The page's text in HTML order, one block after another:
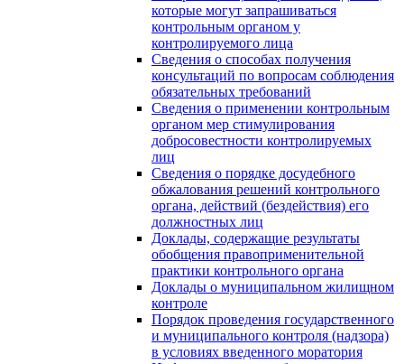
которые могут запрашиваться
контрольным органом у
контролируемого лица
Сведения о способах получения
консультаций по вопросам соблюдения
обязательных требований
Сведения о применении контрольным
органом мер стимулирования
добросовестности контролируемых
лиц
Сведения о порядке досудебного
обжалования решений контрольного
органа, действий (бездействия) его
должностных лиц
Доклады, содержащие результаты
обобщения правоприменительной
практики контрольного органа
Доклады о муниципальном жилищном
контроле
Порядок проведения государственного
и муниципального контроля (надзора)
в условиях введенного моратория